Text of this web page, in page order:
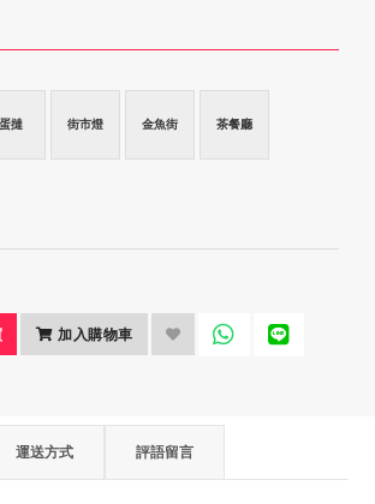
蛋撻 街市燈 金魚街 茶餐廳
加入購物車
運送方式 評語留言